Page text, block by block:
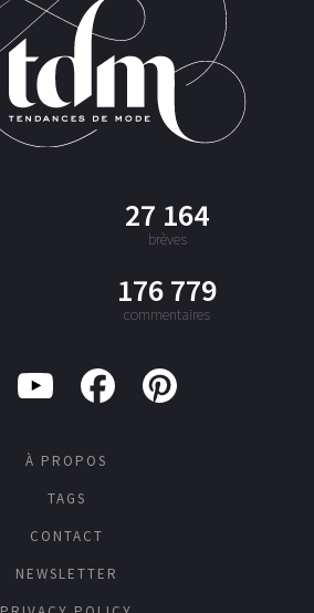
27 164
brèves
176 779
commentaires
À PROPOS
TAGS
CONTACT
NEWSLETTER